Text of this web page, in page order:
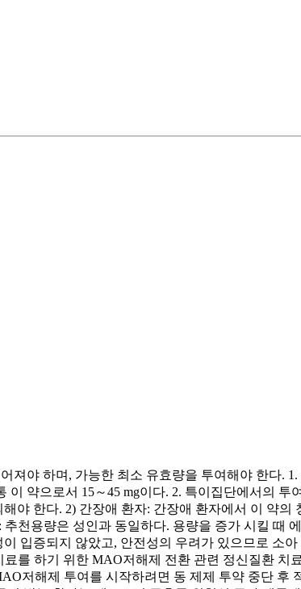
져야 하며, 가능한 최소 유효량을 투여해야 한다.
약으로서 15～45 mg이다. 2. 특이집단에서의
야 한다. 2) 간장애 환자: 간장애 환자에서 이 약
천용량은 성인과 동일하다. 용량을 증가 시킬 때
입증되지 않았고, 안전성의 우려가 있으므로 소
를 하기 위한 MAO저해제 전환 관련 정신질환
저해제 투여를 시작하려면 동 제제 투약 중단